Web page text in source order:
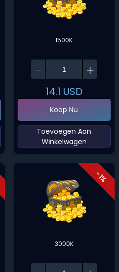
1500K
14.1 USD
Koop Nu
‌Toevoegen Aan
Winkelwagen‌
- 1%
3000K